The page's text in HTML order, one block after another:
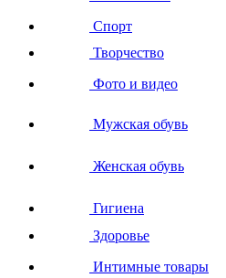
Спорт
Творчество
Фото и видео
Мужская обувь
Женская обувь
Гигиена
Здоровье
Интимные товары